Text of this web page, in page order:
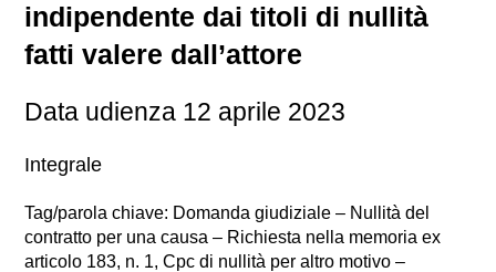
indipendente dai titoli di nullità
fatti valere dall’attore
Data udienza 12 aprile 2023
Integrale
Tag/parola chiave: Domanda giudiziale – Nullità del
contratto per una causa – Richiesta nella memoria ex
articolo 183, n. 1, Cpc di nullità per altro motivo –